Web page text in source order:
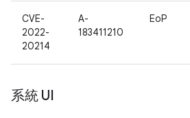
CVE-
2022-
20214
A-
183411210
EoP
系統 UI